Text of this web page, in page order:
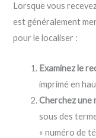
Lorsque vous
est généralement
pour le localiser :
Examinez le
imprimé en
Cherchez une
sous des
« numéro de